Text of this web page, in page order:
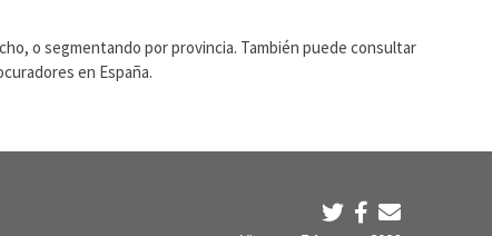
o segmentando por provincia. También puede consultar
en España.